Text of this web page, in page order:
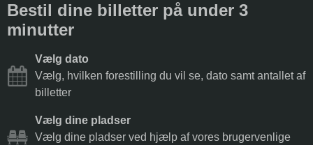
Bestil dine billetter på under 3
minutter
Vælg dato
Vælg, hvilken forestilling du vil se, dato samt antallet af
billetter
Vælg dine pladser
Vælg dine pladser ved hjælp af vores brugervenlige